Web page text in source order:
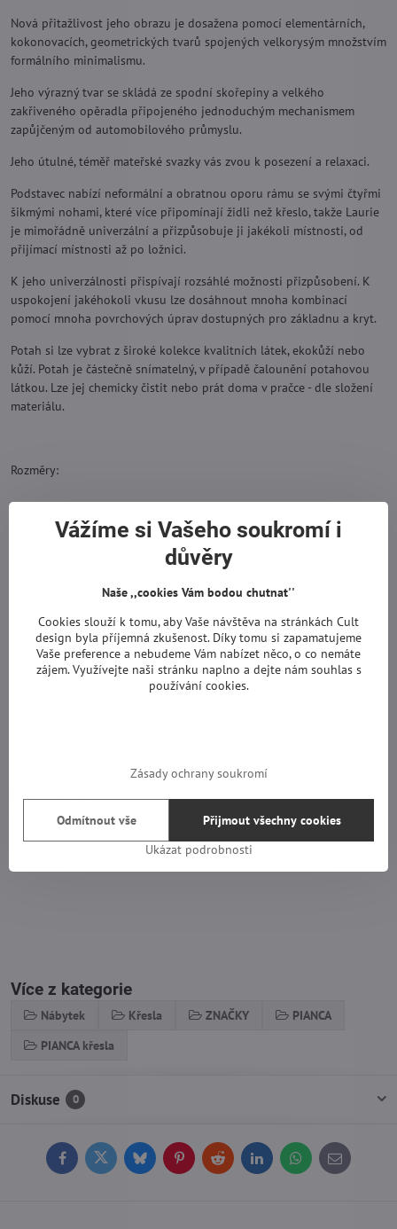
Nová přitažlivost jeho obrazu je dosažena pomocí elementárních,
kokonovacích, geometrických tvarů spojených velkorysým množstvím
formálního minimalismu.
Jeho výrazný tvar se skládá ze spodní skořepiny a velkého
zakřiveného opěradla připojeného jednoduchým mechanismem
zapůjčeným od automobilového průmyslu.
Jeho útulné, téměř mateřské svazky vás zvou k posezení a relaxaci.
Podstavec nabízí neformální a obratnou oporu rámu se svými čtyřmi
šikmými nohami, které více připomínají židli než křeslo, takže Laurie
je mimořádně univerzální a přizpůsobuje ji jakékoli místnosti, od
přijímací místnosti až po ložnici.
K jeho univerzálnosti přispívají rozsáhlé možnosti přizpůsobení. K
uspokojení jakéhokoli vkusu lze dosáhnout mnoha kombinací
pomocí mnoha povrchových úprav dostupných pro základnu a kryt.
Potah si lze vybrat z široké kolekce kvalitních látek, ekokůží nebo
kůží. Potah je částečně snímatelný, v případě čalounění potahovou
látkou. Lze jej chemicky čistit nebo prát doma v pračce - dle složení
materiálu.
Rozměry:
Cena na dotaz.
Více z kategorie
Nábytek Křesla ZNAČKY
PIANCA
PIANCA křesla
Diskuse 0
FacebookTwitterBlueskyPinterestReddit LinkedInWhatsApp
E-
mail
Vážíme si Vašeho soukromí i
důvěry
Naše ,,cookies Vám bodou chutnat''
Cookies slouží k tomu, aby Vaše návštěva na stránkách Cult
design byla příjemná zkušenost. Díky tomu si zapamatujeme
Vaše preference a nebudeme Vám nabízet něco, o co nemáte
zájem. Využívejte naši stránku naplno a dejte nám souhlas s
používání cookies.
Zásady ochrany soukromí
Ukázat podrobnosti
Přijmout všechny cookies
Odmítnout vše